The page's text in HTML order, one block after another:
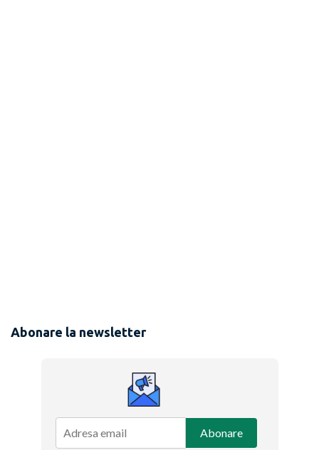
Abonare la newsletter
Abonare